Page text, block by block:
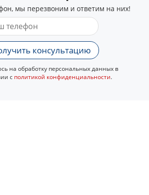
мы перезвоним и ответим на них!
консультацию
на обработку персональных данных в
с политикой конфиденциальности.